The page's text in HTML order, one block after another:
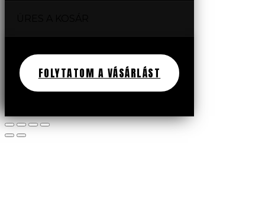
FOLYTATOM A VÁSÁRLÁST